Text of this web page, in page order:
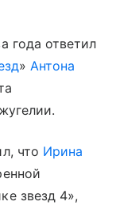
года ответил
» Антона
что Ирина
звезд 4»,